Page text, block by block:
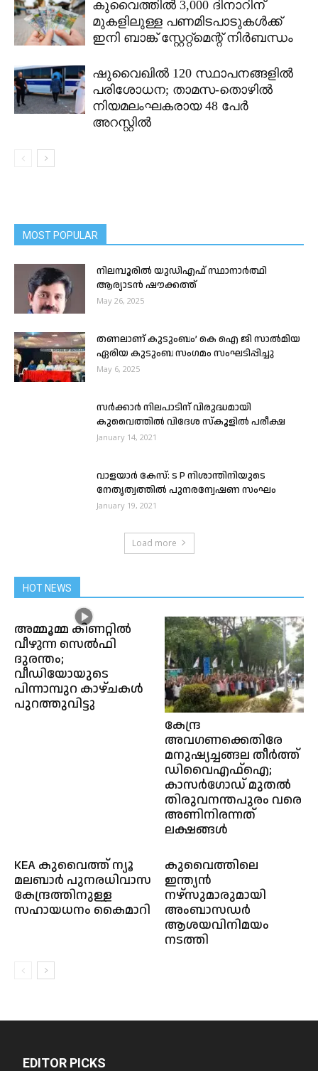
കുവൈത്തിൽ 3,000 ദിനാറിന്
മുകളിലുള്ള പണമിടപാടുകൾക്ക്
ഇനി ബാങ്ക് സ്റ്റേറ്റ്മെന്റ് നിർബന്ധം
ഷുവൈഖിൽ 120 സ്ഥാപനങ്ങളിൽ
പരിശോധന; താമസ-തൊഴിൽ
നിയമലംഘകരായ 48 പേർ
അറസ്റ്റിൽ
MOST POPULAR
നിലമ്പൂരിൽ യുഡിഎഫ് സ്ഥാനാർത്ഥി
ആര്യാടൻ ഷൗക്കത്ത്
May 26, 2025
തണലാണ് കുടുംബം’ കെ ഐ ജി സാൽമിയ
ഏരിയ കുടുംബ സംഗമം സംഘടിപ്പിച്ചു
May 6, 2025
സർക്കാർ നിലപാടിന് വിരുദ്ധമായി
കുവൈത്തിൽ വിദേശ സ്കൂളിൽ പരീക്ഷ
January 14, 2021
വാളയാർ കേസ്: ട P നിശാന്തിനിയുടെ
നേതൃത്വത്തിൽ പുനരന്വേഷണ സംഘം
January 19, 2021
Load more
HOT NEWS
അമ്മൂമ്മ കിണറ്റില്‍
വീഴുന്ന സെല്‍ഫി
ദുരന്തം;
വീഡിയോയുടെ
പിന്നാമ്പുറ കാഴ്ചകള്‍
പുറത്തുവിട്ടു
കേന്ദ്ര
അവഗണക്കെതിരേ
മനുഷ്യച്ചങ്ങല തീർത്ത്
ഡിവൈഎഫ്ഐ;
കാസർഗോഡ് മുതൽ
തിരുവനന്തപുരം വരെ
അണിനിരന്നത്
ലക്ഷങ്ങൾ
KEA കുവൈത്ത് ന്യൂ
മലബാർ പുനരധിവാസ
കേന്ദ്രത്തിനുള്ള
സഹായധനം കൈമാറി
കുവൈത്തിലെ
ഇന്ത്യൻ
നഴ്സുമാരുമായി
അംബാസഡർ
ആശയവിനിമയം
നടത്തി
EDITOR PICKS